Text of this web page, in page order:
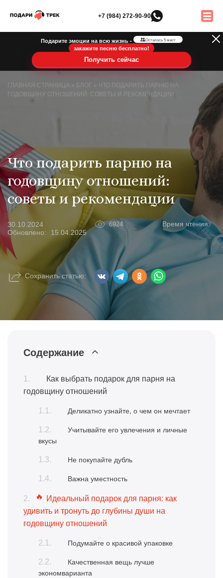
+7 (984) 272-90-90
Подарите эмоции на всю жизнь - Осталось 5 мест
закажите песню бесплатно!
Получить сейчас
ГЛАВНАЯ СТРАНИЦА » БЛОГ » ЧТО ПОДАРИТЬ ПАРНЮ НА
ГОДОВЩИНУ ОТНОШЕНИЙ: СОВЕТЫ И РЕКОМЕНДАЦИИ
Что подарить парню на
годовщину отношений:
советы и рекомендации
30.10.2024 6924
Время чтения:
Обновлено:
15.04.2025
Сохранить статью:
Содержание
Как выбрать подарок для парня на
годовщину отношений
Деликатно узнайте, о чем он мечтает
Учитывайте его увлечения и личные
вкусы
Не покупайте дубль
Важна уместность
Идеальный подарок для парня: как
удивить и тронуть до глубины души на
годовщину отношений
Подумайте о красивой упаковке
Качественная вещь лучше
экономварианта